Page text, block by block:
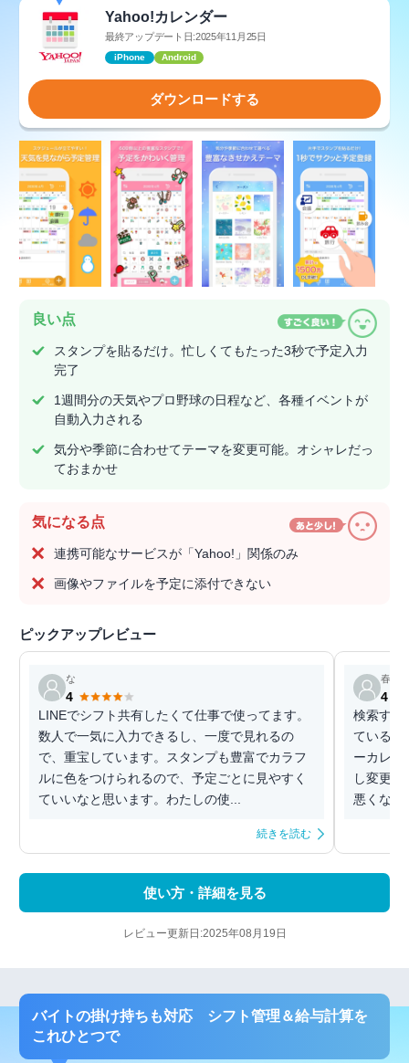
Yahoo!カレンダー
最終アップデート日:2025年11月25日
iPhone Android
ダウンロードする
良い点
スタンプを貼るだけ。忙しくてもたった3秒で予定入力
完了
1週間分の天気やプロ野球の日程など、各種イベントが
自動入力される
気分や季節に合わせてテーマを変更可能。オシャレだっ
ておまかせ
気になる点
連携可能なサービスが「Yahoo!」関係のみ
画像やファイルを予定に添付できない
ピックアップレビュー
な
4
LINEでシフト共有したくて仕事で使ってます。
数人で一気に入力できるし、一度で見れるの
で、重宝しています。スタンプも豊富でカラフ
ルに色をつけられるので、予定ごとに見やすく
ていいなと思います。わたしの使...
続きを読む
春
4
検索する
ているの
ーカレン
し変更
悪くない
使い方・詳細を見る
レビュー更新日:2025年08月19日
バイトの掛け持ちも対応 シフト管理＆給与計算を
これひとつで